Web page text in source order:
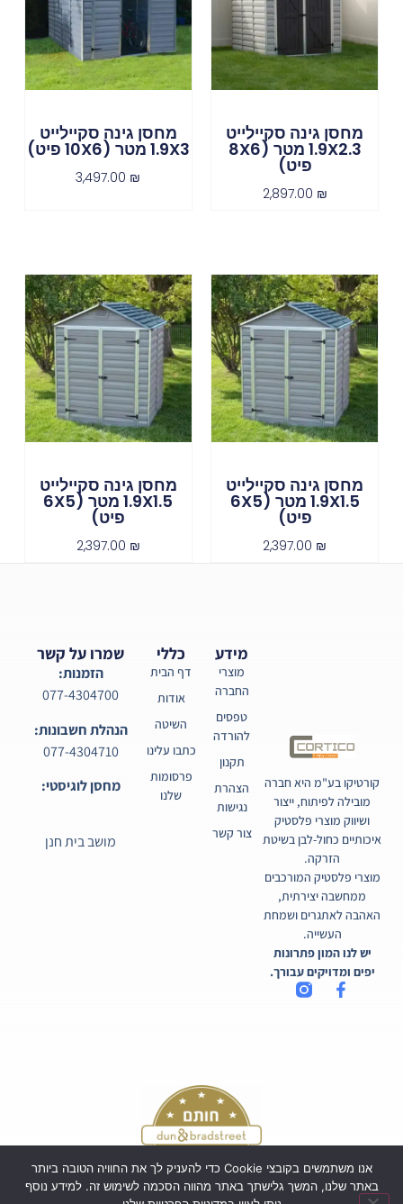
מחסן גינה סקיילייט
1.9X2.3 מטר (8X6
פיט)
2,897.00 ₪
מחסן גינה סקיילייט
1.9X3 מטר (10X6 פיט)
3,497.00 ₪
מחסן גינה סקיילייט
1.9X1.5 מטר (6X5
פיט)
2,397.00 ₪
מחסן גינה סקיילייט
1.9X1.5 מטר (6X5
פיט)
2,397.00 ₪
קורטיקו בע"מ היא חברה
מובילה לפיתוח, ייצור
ושיווק מוצרי פלסטיק
איכותיים כחול-לבן בשיטת
הזרקה.
מוצרי פלסטיק המורכבים
ממחשבה יצירתית,
האהבה לאתגרים ושמחת
העשייה.
יש לנו המון פתרונות
יפים ומדויקים עבורך.
כללי
דף הבית
אודות
השיטה
כתבו עלינו
פרסומות
שלנו
מידע
מוצרי
החברה
טפסים
להורדה
תקנון
הצהרת
נגישות
צור קשר
שמרו על קשר
הזמנות:
077-4304700
הנהלת חשבונות:
077-4304710
מחסן לוגיסטי:
מושב בית חנן
אנו משתמשים בקובצי Cookie כדי להעניק לך את החוויה הטובה ביותר
באתר שלנו, המשך גלישתך באתר מהווה הסכמה לשימוש זה. למידע נוסף